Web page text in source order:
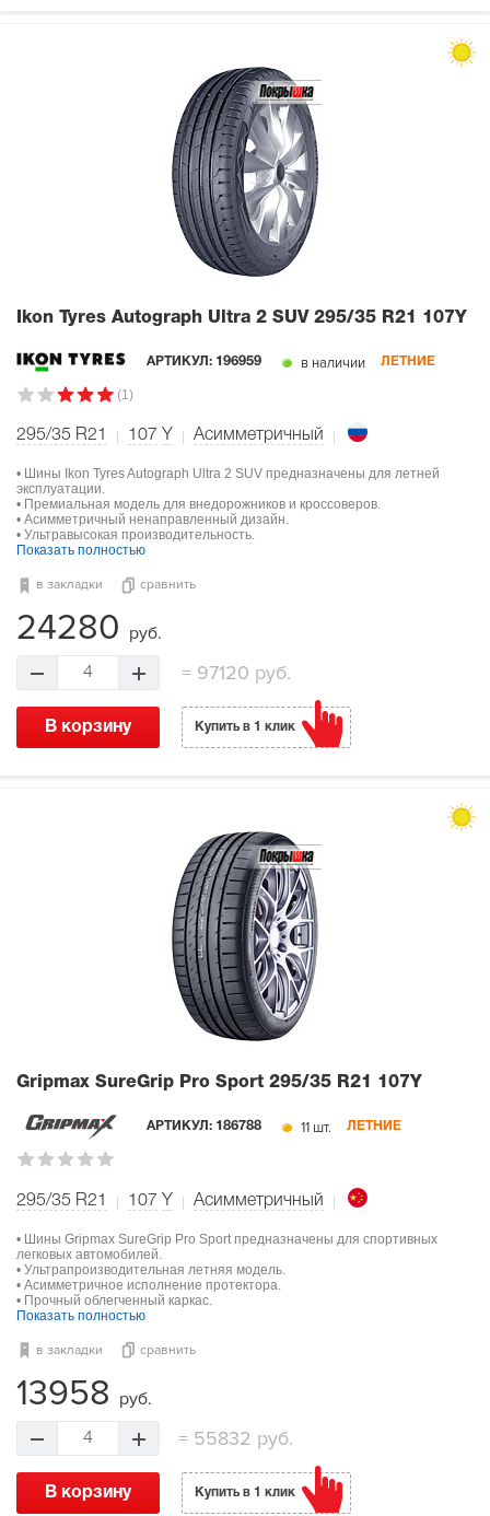
Ikon Tyres Autograph Ultra 2 SUV 295/35 R21 107Y
АРТИКУЛ: 196959 в наличии ЛЕТНИЕ
(1)
295/35 R21 107 Y Асимметричный
• Шины Ikon Tyres Autograph Ultra 2 SUV предназначены для летней
эксплуатации.
• Премиальная модель для внедорожников и кроссоверов.
• Асимметричный ненаправленный дизайн.
• Ультравысокая производительность.
Показать полностью
в закладки сравнить
24280 руб.
4 =97120 руб.
В корзину Купить в 1 клик
Gripmax SureGrip Pro Sport 295/35 R21 107Y
АРТИКУЛ: 186788 11 шт. ЛЕТНИЕ
295/35 R21 107 Y Асимметричный
• Шины Gripmax SureGrip Pro Sport предназначены для спортивных
легковых автомобилей.
• Ультрапроизводительная летняя модель.
• Асимметричное исполнение протектора.
• Прочный облегченный каркас.
Показать полностью
в закладки сравнить
13958 руб.
4 = 55832 руб.
В корзину Купить в 1 клик